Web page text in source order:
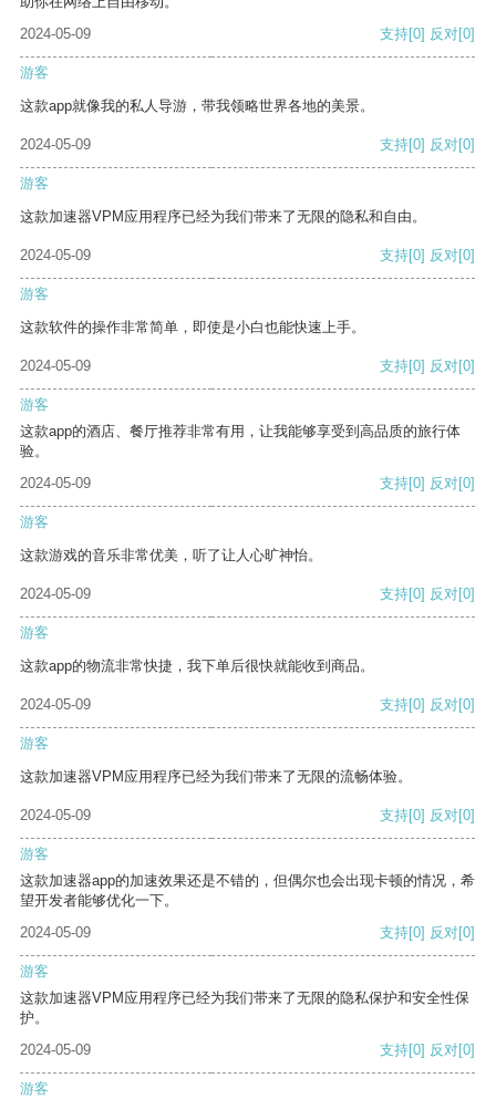
2024-05-09
支持[0] 反对[0]
游客
这款app就像我的私人导游，带我领略世界各地的美景。
2024-05-09 支持[0] 反对[0]
游客
这款加速器VPM应用程序已经为我们带来了无限的隐私和自由。
2024-05-09 支持[0] 反对[0]
游客
这款软件的操作非常简单，即使是小白也能快速上手。
2024-05-09 支持[0] 反对[0]
游客
这款app的酒店、餐厅推荐非常有用，让我能够享受到高品质的旅行体
验。
2024-05-09
支持[0] 反对[0]
游客
这款游戏的音乐非常优美，听了让人心旷神怡。
2024-05-09 支持[0] 反对[0]
游客
这款app的物流非常快捷，我下单后很快就能收到商品。
2024-05-09 支持[0] 反对[0]
游客
这款加速器VPM应用程序已经为我们带来了无限的流畅体验。
2024-05-09 支持[0] 反对[0]
游客
这款加速器app的加速效果还是不错的，但偶尔也会出现卡顿的情况，希
望开发者能够优化一下。
2024-05-09
支持[0] 反对[0]
游客
这款加速器VPM应用程序已经为我们带来了无限的隐私保护和安全性保
护。
2024-05-09
支持[0] 反对[0]
游客